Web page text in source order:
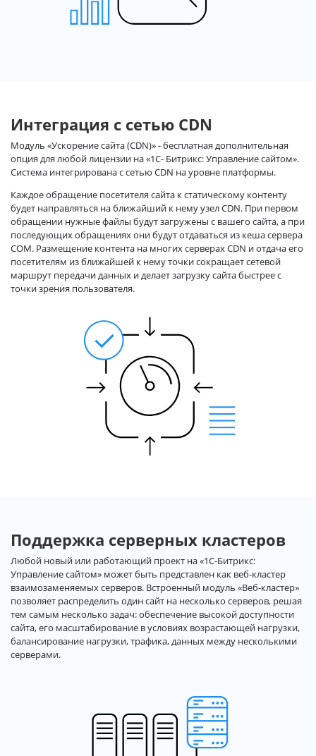
Интеграция с сетью СDN
Модуль «Ускорение сайта (СDN)» - бесплатная дополнительная
опция для любой лицензии на «1С- Битрикс: Управление сайтом».
Система интегрирована с сетью СDN на уровне платформы.
Каждое обращение посетителя сайта к статическому контенту
будет направляться на ближайший к нему узел СDN. При первом
обращении нужные файлы будут загружены с вашего сайта, а при
последующих обращениях они будут отдаваться из кеша сервера
СОМ. Размещение контента на многих серверах СDN и отдача его
посетителям из ближайшей к нему точки сокращает сетевой
маршрут передачи данных и делает загрузку сайта быстрее с
точки зрения пользователя.
Поддержка серверных кластеров
Любой новый или работающий проект на «1С-Битрикс:
Управление сайтом» может быть представлен как веб-кластер
взаимозаменяемых серверов. Встроенный модуль «Веб-кластер»
позволяет распределить один сайт на несколько серверов, решая
тем самым несколько задач: обеспечение высокой доступности
сайта, его масштабирование в условиях возрастающей нагрузки,
балансирование нагрузки, трафика, данных между несколькими
серверами.